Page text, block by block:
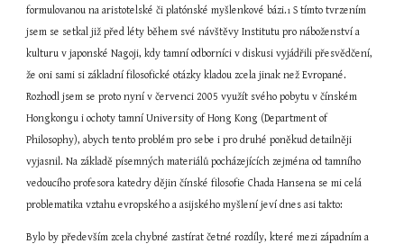
formulovanou na aristotelské či platónské myšlenkové bázi.1 S tímto tvrzením
jsem se setkal již před léty během své návštěvy Institutu pro náboženství a
kulturu v japonské Nagoji, kdy tamní odborníci v diskusi vyjádřili přesvědčení,
že oni sami si základní filosofické otázky kladou zcela jinak než Evropané.
Rozhodl jsem se proto nyní v červenci 2005 využít svého pobytu v čínském
Hongkongu i ochoty tamní University of Hong Kong (Department of
Philosophy), abych tento problém pro sebe i pro druhé poněkud detailněji
vyjasnil. Na základě písemných materiálů pocházejících zejména od tamního
vedoucího profesora katedry dějin čínské filosofie Chada Hansena se mi celá
problematika vztahu evropského a asijského myšlení jeví dnes asi takto:
Bylo by především zcela chybné zastírat četné rozdíly, které mezi západním a